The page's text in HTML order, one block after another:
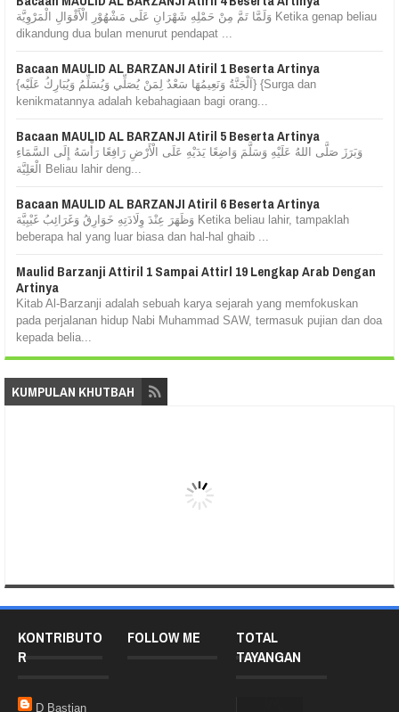
وَلَمَّا تَمَّ مِنْ حَمْلِهِ شَهْرَانِ عَلَى مَشْهُوْرِ الْأَقْوَالِ الْمَرْوِيَّة Ketika genap beliau
dikandung dua bulan menurut pendapat ...
Bacaan MAULID AL BARZANJI Atiril 1 Beserta Artinya
{اَلْجَنَّةُ وَنَعِيمُهَا سَعْدٌ لِمَنْ يُصَلِّي وَيُسَلِّمُ وَيُبَارِكُ عَلَيْه} {Surga dan
kenikmatannya adalah kebahagiaan bagi orang...
Bacaan MAULID AL BARZANJI Atiril 5 Beserta Artinya
وَبَرَزَ صَلَّى اللهُ عَلَيْهِ وَسَلَّمَ وَاضِعًا يَدَيْهِ عَلَى الْأَرْضِ رَافِعًا رَأْسَهُ إِلَى السَّمَاءِ
الْعَلِيَّة Beliau lahir deng...
Bacaan MAULID AL BARZANJI Atiril 6 Beserta Artinya
وَظَهَرَ عِنْدَ وِلَادَتِهِ خَوَارِقُ وَغَرَائِبُ غَيْبِيَّة Ketika beliau lahir, tampaklah
beberapa hal yang luar biasa dan hal-hal ghaib ...
Maulid Barzanji Attiril 1 Sampai Attirl 19 Lengkap Arab Dengan
Artinya
Kitab Al-Barzanji adalah sebuah karya sejarah yang memfokuskan
pada perjalanan hidup Nabi Muhammad SAW, termasuk pujian dan doa
kepada belia...
KUMPULAN KHUTBAH
KONTRIBUTO
R
D Bastian
FOLLOW ME
TOTAL
TAYANGAN